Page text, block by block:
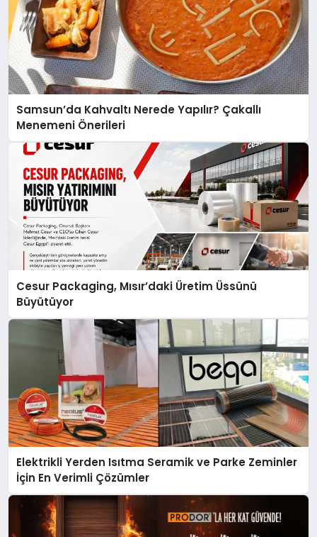
Samsun’da Kahvaltı Nerede Yapılır? Çakallı
Menemeni Önerileri
Cesur Packaging, Mısır’daki Üretim Üssünü
Büyütüyor
Elektrikli Yerden Isıtma Seramik ve Parke Zeminler
İçin En Verimli Çözümler